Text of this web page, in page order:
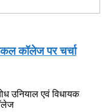
कॉलेज पर चर्चा
उनियाल एवं विधायक